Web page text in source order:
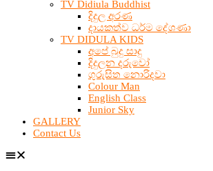
TV Didiula Buddhist
දිදුල අරණ
දායකත්ව ධර්ම දේශණා
TV DIDULA KIDS
අපේ බුදු සාදු
දිදුලන දරුවෝ
ගුරුසිත නොරිදවා
Colour Man
English Class
Junior Sky
GALLERY
Contact Us